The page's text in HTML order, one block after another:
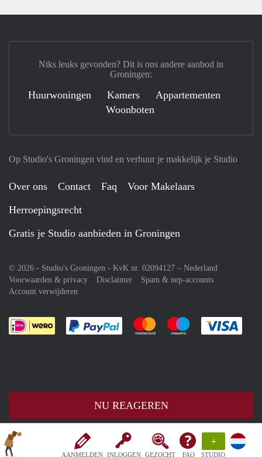
AANMELDEN INLOGGEN GEZOCHT FAQ
+
STUDIO
NU REAGEREN
Op Studio's Groningen vind en verhuur je makkelijk je Studio
Over ons Contact Faq
Voor Makelaars
Herroepingsrecht
Gratis je Studio aanbieden in Groningen
© 2026 - Studio's Groningen - KvK nr. 02094127 – Nederland
Voorwaarden & privacy
Disclaimer
Spam & nep-accounts
Account verwijderen
Je rekent gemakkelijk af met Paypal
Je rekent gemakkelijk af met
Je rekent
Niks leuks gevonden? Dit is ons andere aanbod in
Groningen:
Huurwoningen Kamers
Appartementen
Woonboten